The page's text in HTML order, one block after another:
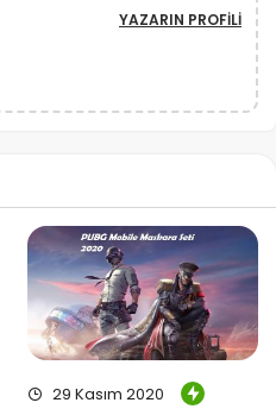
YAZARIN PROFILI
29 Kasım 2020